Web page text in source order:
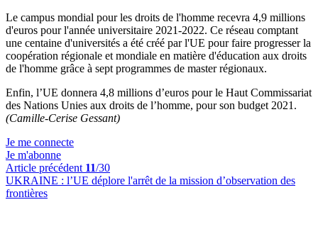
Le campus mondial pour les droits de l'homme recevra 4,9 millions
d'euros pour l'année universitaire 2021-2022. Ce réseau comptant
une centaine d'universités a été créé par l'UE pour faire progresser la
coopération régionale et mondiale en matière d'éducation aux droits
de l'homme grâce à sept programmes de master régionaux.
Enfin, l’UE donnera 4,8 millions d’euros pour le Haut Commissariat
des Nations Unies aux droits de l’homme, pour son budget 2021.
(Camille-Cerise Gessant)
Je me connecte
Je m'abonne
Article précédent 11/30
UKRAINE : l’UE déplore l'arrêt de la mission d’observation des
frontières